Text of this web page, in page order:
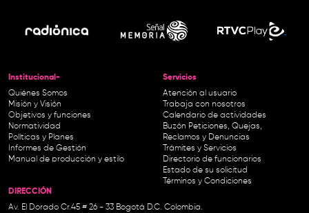
Institucional-
Quiénes Somos
Misión y Visión
Objetivos y funciones
Normatividad
Políticas y Planes
Informes de Gestión
Manual de producción y estilo
Servicios
Atención al usuario
Trabaja con nosotros
Calendario de actividades
Buzón Peticiones, Quejas,
Reclamos y Denuncias
Trámites y Servicios
Directorio de funcionarios
Estado de su solicitud
Términos y Condiciones
DIRECCIÓN
Av. El Dorado Cr.45 # 26 - 33 Bogotá D.C. Colombia.